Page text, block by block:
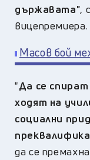
държавата",
вицепремиера.
Масов бой
"Да се
ходят на
социални
да се